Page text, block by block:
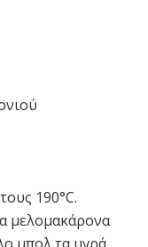
190°C.
μελομακάρονα